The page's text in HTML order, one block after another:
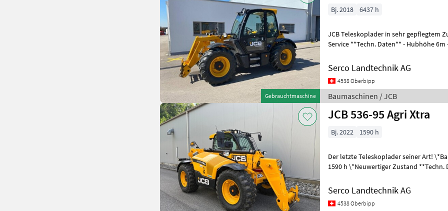
Gebrauchtmaschine
Bj. 2018 6437 h
JCB Teleskoplader in sehr gepflegtem Zustand! \*Neu
Service **Techn. Daten** - Hubhöhe 6m - Hubkraft 3'600 kg -
Serco Landtechnik AG
4538 Oberbipp
Baumaschinen / JCB
JCB 536-95 Agri Xtra
Bj. 2022 1590 h
Der letzte Teleskoplader seiner Art! \*Baujahr 2022 \*Motorstunden
1590 h \*Neuwertiger Zustand **Techn. Daten** - Hubhöhe 9.5m -
Serco Landtechnik AG
4538 Oberbipp